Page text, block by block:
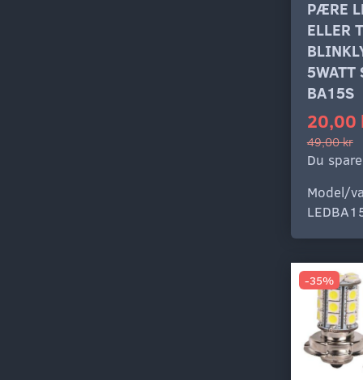
PÆRE
ELLER
5WATT
BA15S
20,00
49,00 kr
Du
Model/
-35%